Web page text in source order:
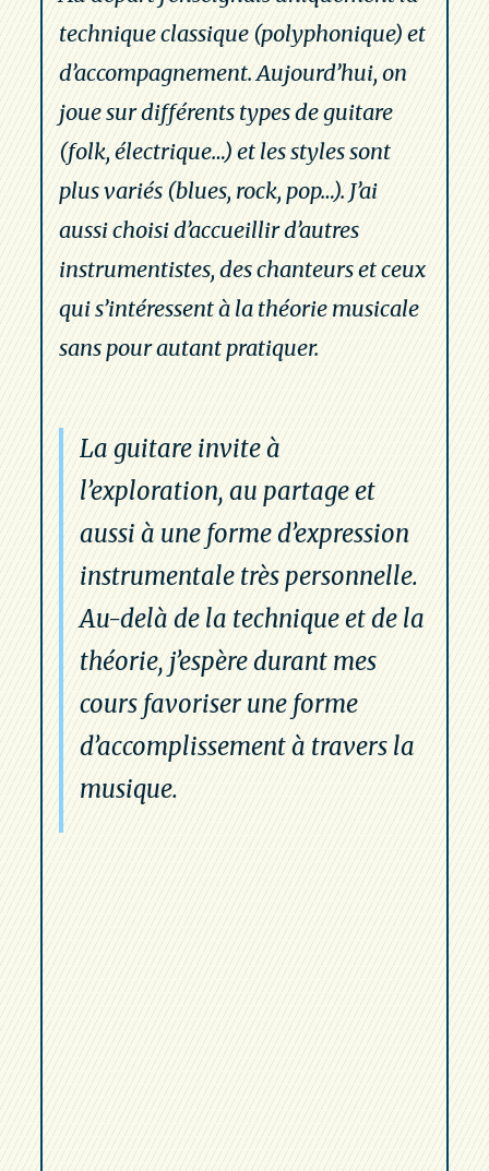
technique classique (polyphonique) et
d’accompagnement. Aujourd’hui, on
joue sur différents types de guitare
(folk, électrique…) et les styles sont
plus variés (blues, rock, pop…). J’ai
aussi choisi d’accueillir d’autres
instrumentistes, des chanteurs et ceux
qui s’intéressent à la théorie musicale
sans pour autant pratiquer.
La guitare invite à
l’exploration, au partage et
aussi à une forme d’expression
instrumentale très personnelle.
Au-delà de la technique et de la
théorie, j’espère durant mes
cours favoriser une forme
d’accomplissement à travers la
musique.